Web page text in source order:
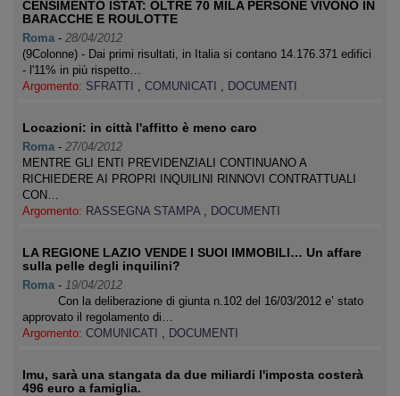
CENSIMENTO ISTAT: OLTRE 70 MILA PERSONE VIVONO IN
BARACCHE E ROULOTTE
Roma - 28/04/2012
(9Colonne) - Dai primi risultati, in Italia si contano 14.176.371 edifici
- l'11% in più rispetto…
Argomento: SFRATTI , COMUNICATI , DOCUMENTI
Locazioni: in città l'affitto è meno caro
Roma - 27/04/2012
MENTRE GLI ENTI PREVIDENZIALI CONTINUANO A
RICHIEDERE AI PROPRI INQUILINI RINNOVI CONTRATTUALI
CON…
Argomento: RASSEGNA STAMPA , DOCUMENTI
LA REGIONE LAZIO VENDE I SUOI IMMOBILI… Un affare
sulla pelle degli inquilini?
Roma - 19/04/2012
Con la deliberazione di giunta n.102 del 16/03/2012 e’ stato
approvato il regolamento di…
Argomento: COMUNICATI , DOCUMENTI
Imu, sarà una stangata da due miliardi l'imposta costerà
496 euro a famiglia.